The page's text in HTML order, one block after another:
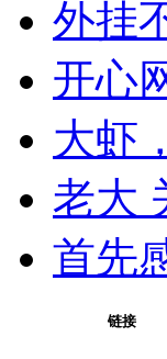
外挂
开心
大虾
老大
首先
链接